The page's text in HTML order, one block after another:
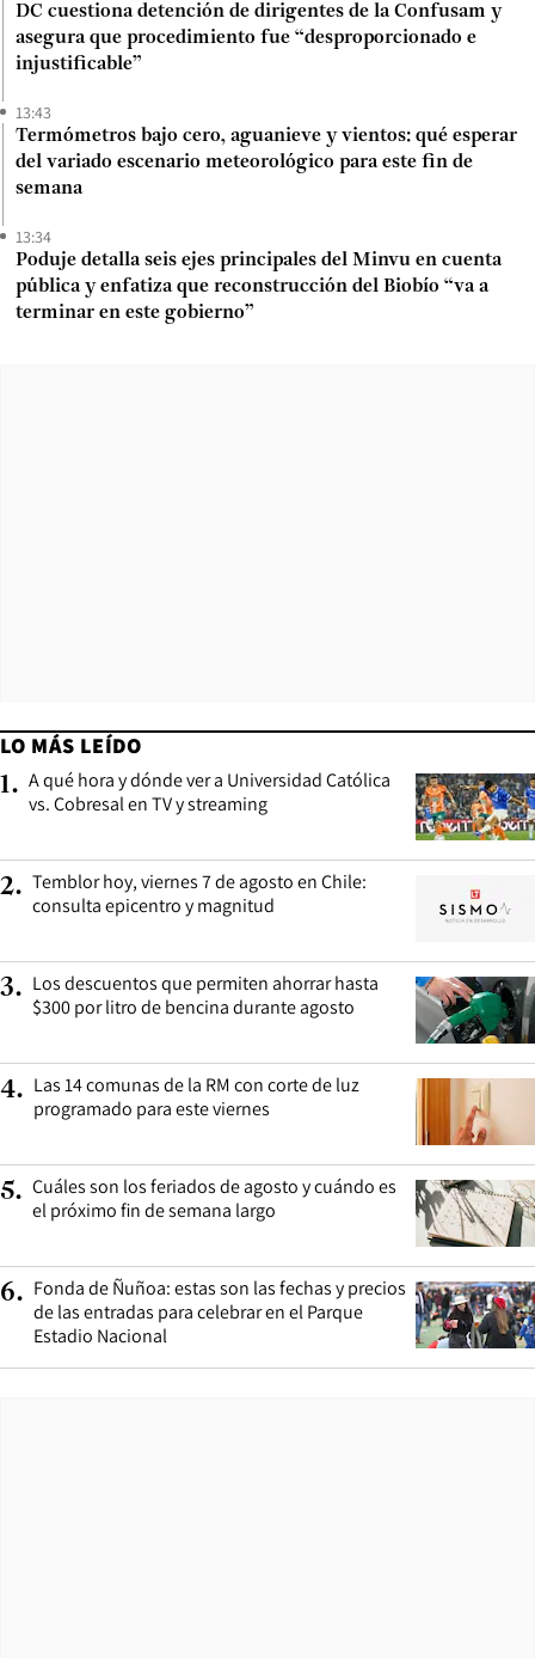
DC cuestiona detención de dirigentes de la Confusam y
asegura que procedimiento fue “desproporcionado e
injustificable”
13:43
Termómetros bajo cero, aguanieve y vientos: qué esperar
del variado escenario meteorológico para este fin de
semana
13:34
Poduje detalla seis ejes principales del Minvu en cuenta
pública y enfatiza que reconstrucción del Biobío “va a
terminar en este gobierno”
LO MÁS LEÍDO
1. A qué hora y dónde ver a Universidad Católica
vs. Cobresal en TV y streaming
2. Temblor hoy, viernes 7 de agosto en Chile:
consulta epicentro y magnitud
3. Los descuentos que permiten ahorrar hasta
$300 por litro de bencina durante agosto
4. Las 14 comunas de la RM con corte de luz
programado para este viernes
5. Cuáles son los feriados de agosto y cuándo es
el próximo fin de semana largo
6. Fonda de Ñuñoa: estas son las fechas y precios
de las entradas para celebrar en el Parque
Estadio Nacional